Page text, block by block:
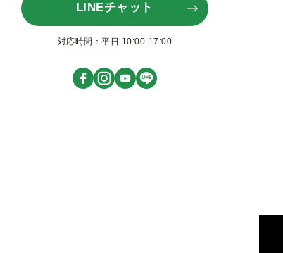
LINEチャット
対応時間：平日 10:00-17:00